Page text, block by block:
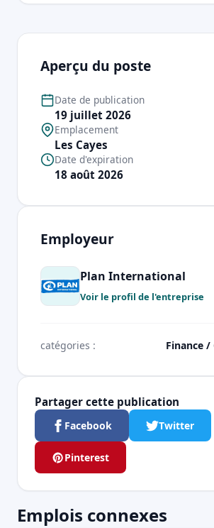
Aperçu du poste
Date de publication
19 juillet 2026
Emplacement
Les Cayes
Date d'expiration
18 août 2026
Employeur
Plan International
Voir le profil de l'entreprise
catégories : Finance
Partager cette publication
Facebook Twitter
Pinterest
Emplois connexes